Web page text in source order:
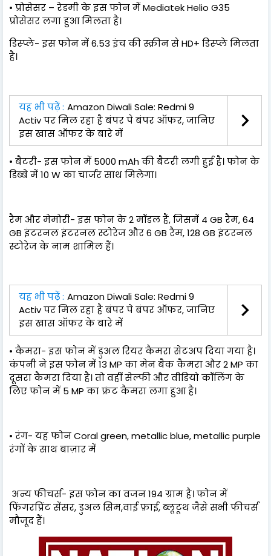
• प्रोसेसर – रेडमी के इस फोन में Mediatek Helio G35
प्रोसेसर लगा हुआ मिलता है।
डिस्प्ले- इस फोन में 6.53 इंच की स्क्रीन से HD+ डिस्प्ले मिलता
है।
यह भी पढ़ें : Amazon Diwali Sale: Redmi 9
Activ पर मिल रहा है बंपर पे बंपर ऑफर, जानिए
इस खास ऑफर के बारे में
• बैटरी- इस फोन में 5000 mAh की बैटरी लगी हुई है। फोन के
डिब्बे में 10 W का चार्जर साथ मिलेगा।
रैम और मेमोरी- इस फोन के 2 मॉडल हैं, जिसमें 4 GB रैम, 64
GB इंटरनल इंटरनल स्टोरेज और 6 GB रैम, 128 GB इंटरनल
स्टोरेज के नाम शामिल हैं।
यह भी पढ़ें : Amazon Diwali Sale: Redmi 9
Activ पर मिल रहा है बंपर पे बंपर ऑफर, जानिए
इस खास ऑफर के बारे में
• कैमरा- इस फोन में डुअल रियर कैमरा सेटअप दिया गया है।
कंपनी ने इस फोन में 13 MP का मेन बैक कैमरा और 2 MP का
दूसरा कैमरा दिया है। तो वहीं सेल्फी और वीडियो कॉलिंग के
लिए फोन में 5 MP का फ्रंट कैमरा लगा हुआ है।
• रंग- यह फोन Coral green, metallic blue, metallic purple
रंगों के साथ बाज़ार में
अन्य फीचर्स- इस फोन का वजन 194 ग्राम है। फोन में
फिंगरप्रिंट सेंसर, डुअल सिम,वाई फ़ाई, ब्लूटूथ जैसे सभी फीचर्स
मौजूद हैं।